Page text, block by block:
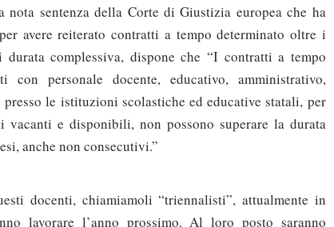
nota sentenza della Corte di Giustizia europea che ha
avere reiterato contratti a tempo determinato oltre i
complessiva, dispone che “I contratti a tempo
con personale docente, educativo, amministrativo,
le istituzioni scolastiche ed educative statali, per
vacanti e disponibili, non possono superare la durata
anche non consecutivi.”
docenti, chiamiamoli “triennalisti”, attualmente in
lavorare l’anno prossimo. Al loro posto saranno